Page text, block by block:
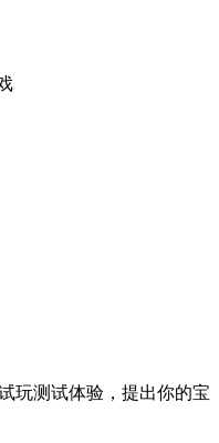
玩测试体验，提出你的宝